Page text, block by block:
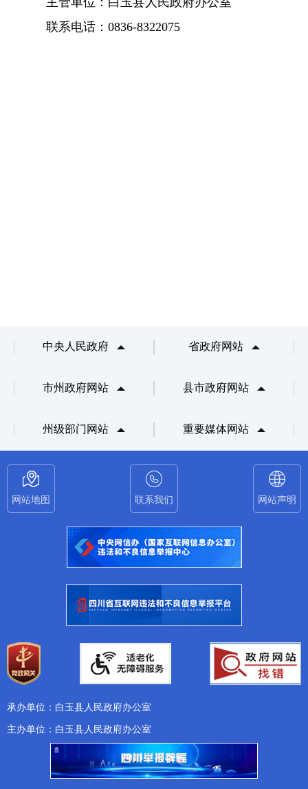
联系电话：0836-8322075
中央人民政府 省政府网站
市州政府网站 县市政府网站
州级部门网站 重要媒体网站
网站地图 联系我们 网站声明
承办单位：白玉县人民政府办公室
主办单位：白玉县人民政府办公室